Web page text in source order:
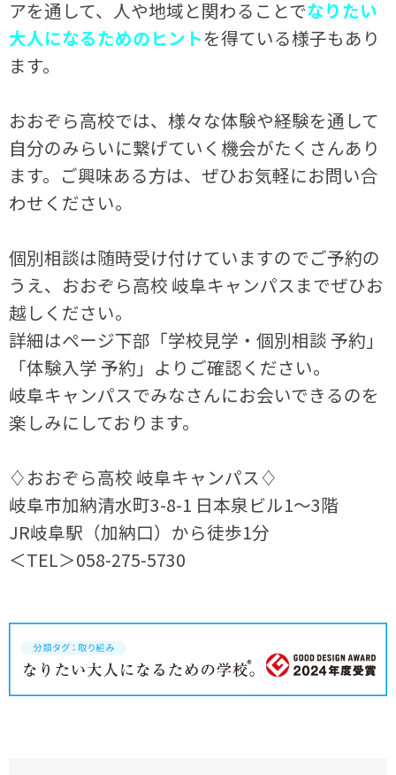
アを通して、人や地域と関わることでなりたい
大人になるためのヒントを得ている様子もあり
ます。
おおぞら高校では、様々な体験や経験を通して
自分のみらいに繋げていく機会がたくさんあり
ます。ご興味ある方は、ぜひお気軽にお問い合
わせください。
個別相談は随時受け付けていますのでご予約の
うえ、おおぞら高校 岐阜キャンパスまでぜひお
越しください。
詳細はページ下部「学校見学・個別相談 予約」
「体験入学 予約」よりご確認ください。
岐阜キャンパスでみなさんにお会いできるのを
楽しみにしております。
♢おおぞら高校 岐阜キャンパス♢
岐阜市加納清水町3-8-1 日本泉ビル1～3階
JR岐阜駅（加納口）から徒歩1分
＜TEL＞058-275-5730